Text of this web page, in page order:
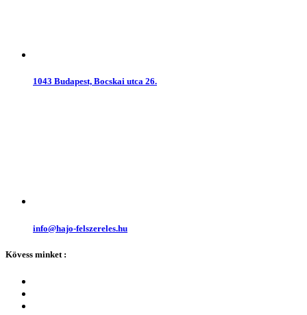
1043 Budapest, Bocskai utca 26.
info@hajo-felszereles.hu
Kövess minket :